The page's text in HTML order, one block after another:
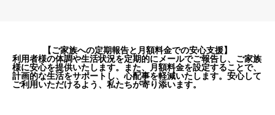
【ご家族への定期報告と月額料金での安心支援】
利用者様の体調や生活状況を定期的にメールでご報告し、ご家族
様に安心を提供いたします。また、月額料金を設定することで、
計画的な生活をサポートし、心配事を軽減いたします。安心して
ご利用いただけるよう、私たちが寄り添います。